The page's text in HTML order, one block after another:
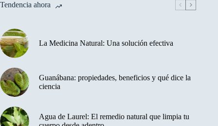
Tendencia ahora
La Medicina Natural: Una solución efectiva
Guanábana: propiedades, beneficios y qué dice la
ciencia
Agua de Laurel: El remedio natural que limpia tu